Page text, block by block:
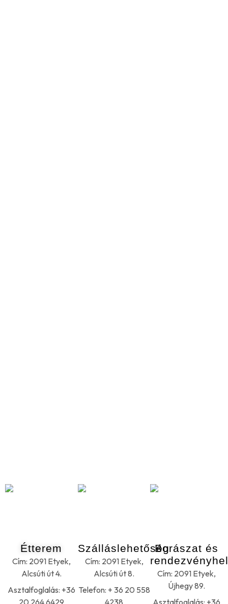
Étterem
Cím: 2091 Etyek,
Alcsúti út 4.
Asztalfoglalás: +36
Szálláslehetőség
Cím: 2091 Etyek,
Alcsúti út 8.
Telefon: + 36 20 558
Borászat és
Cím: 2091 Etyek,
Újhegy 89.